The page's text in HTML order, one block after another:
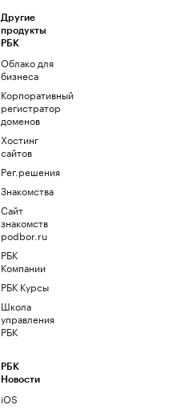
Другие
продукты
РБК
Облако для
бизнеса
Корпоративный
регистратор
доменов
Хостинг
сайтов
Рег.решения
Знакомства
Сайт
знакомств
podbor.ru
РБК
Компании
РБК Курсы
Школа
управления
РБК
РБК
Новости
iOS